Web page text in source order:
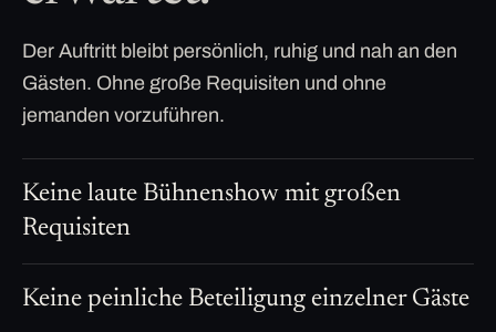
Der Auftritt bleibt persönlich, ruhig und nah an den
Gästen. Ohne große Requisiten und ohne
jemanden vorzuführen.
Keine laute Bühnenshow mit großen
Requisiten
Keine peinliche Beteiligung einzelner Gäste